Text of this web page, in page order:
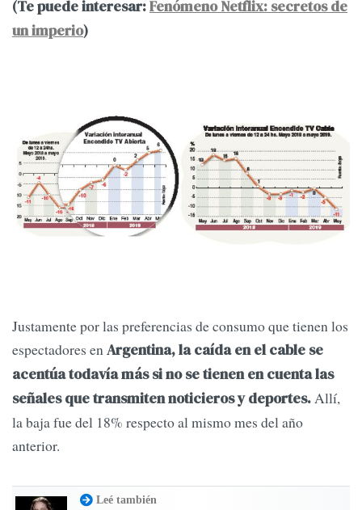
(Te puede interesar:Fenómeno Netflix: secretos de
un imperio)
Justamente por las preferencias de consumo que tienen los
espectadores enArgentina, la caída en el cable se
acentúa todavía más si no se tienen en cuenta las
señales que transmiten noticieros y deportes.Allí,
la baja fue del 18% respecto al mismo mes del año
anterior.
Leé también